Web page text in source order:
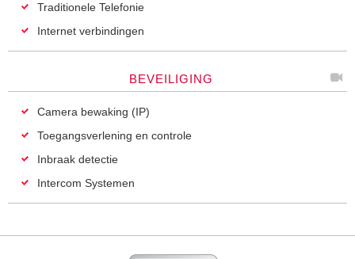
Traditionele Telefonie
Internet verbindingen
BEVEILIGING
Camera bewaking (IP)
Toegangsverlening en controle
Inbraak detectie
Intercom Systemen